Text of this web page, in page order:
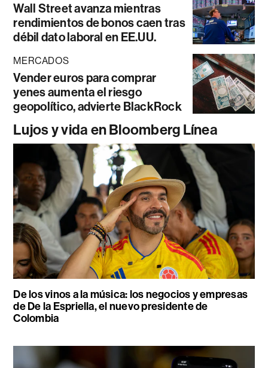
Wall Street avanza mientras
rendimientos de bonos caen tras
débil dato laboral en EE.UU.
MERCADOS
Vender euros para comprar
yenes aumenta el riesgo
geopolítico, advierte BlackRock
Lujos y vida en Bloomberg Línea
De los vinos a la música: los negocios y empresas
de De la Espriella, el nuevo presidente de
Colombia